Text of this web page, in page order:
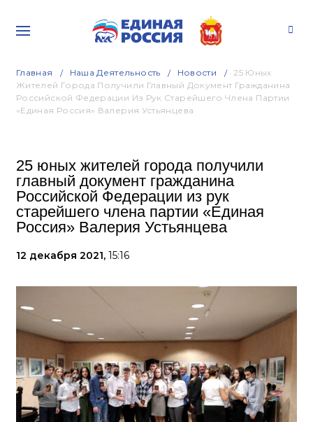
Главная Наша Деятельность Новости
25 Юных
Жителей Города Получили Главный Документ Гражданина
Российской Федерации Из Рук Старейшего Члена Партии
«Единая Россия» Валерия Устьянцева
25 юных жителей города получили
главный документ гражданина
Российской Федерации из рук
старейшего члена партии «Единая
Россия» Валерия Устьянцева
12 декабря 2021, 15:16